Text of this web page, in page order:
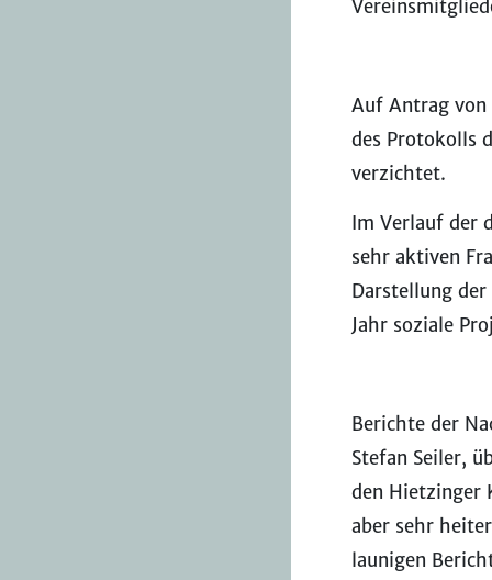
Auf Antrag von
des Protokolls
verzichtet.
Im Verlauf der
sehr aktiven
Darstellung
Jahr soziale
Berichte der
Stefan Seiler,
den Hietzinger
aber sehr
launigen